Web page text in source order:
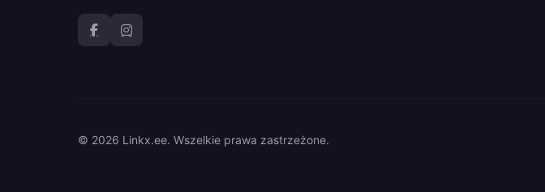
© 2026 Linkx.ee. Wszelkie prawa zastrzeżone.